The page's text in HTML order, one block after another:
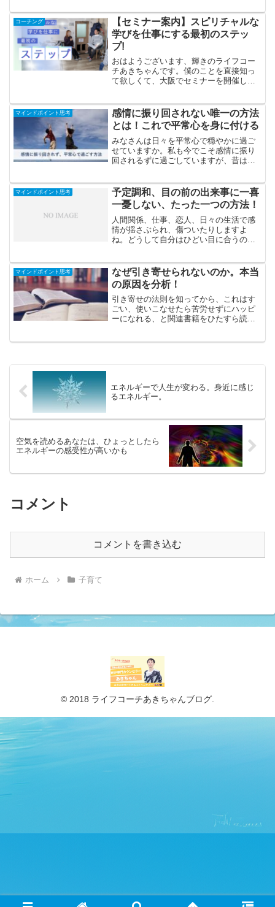
ョンで、floweringセラピーの本セッショ
ンを受けますと...
コーチング
【セミナー案内】スピリチャルな
学びを仕事にする最初のステッ
プ!
おはようございます、輝きのライフコー
チあきちゃんです。僕のことを直接知っ
て欲しくて、大阪でセミナーを開催しま
29日（日） 14:00～16:00場所：大阪駅
徒歩...
マインドポイント思考
感情に振り回されない唯一の方法
とは！これで平常心を身に付ける
みなさんは日々を平常心で穏やかに過ご
せていますか。私も今でこそ感情に振り
回されるずに過ごしていますが、昔は短
ールしたいあなたに、感情の発生原因か
ら対策まで詳しく説明しま...
マインドポイント思考
予定調和、目の前の出来事に一喜
一憂しない、たった一つの方法！
人間関係、仕事、恋人、日々の生活で感
情が揺さぶられ、傷ついたりしますよ
ね。どうして自分はひどい目に合うの
動をしてしまったのか、悩みは尽きない
と思います。今回は、どうある...
マインドポイント思考
なぜ引き寄せられないのか。本当
の原因を分析！
引き寄せの法則を知ってから、これはす
ごい、使いこなせたら苦労せずにハッピ
ーになれる、と関連書籍をひたすら読み
エネルギーで人生が変わる。身近に感じ
るエネルギー。
空気を読めるあなたは、ひょっとしたら
エネルギーの感受性が高いかも
コメント
コメントを書き込む
ホーム 子育て
© 2018 ライフコーチあきちゃんブログ.